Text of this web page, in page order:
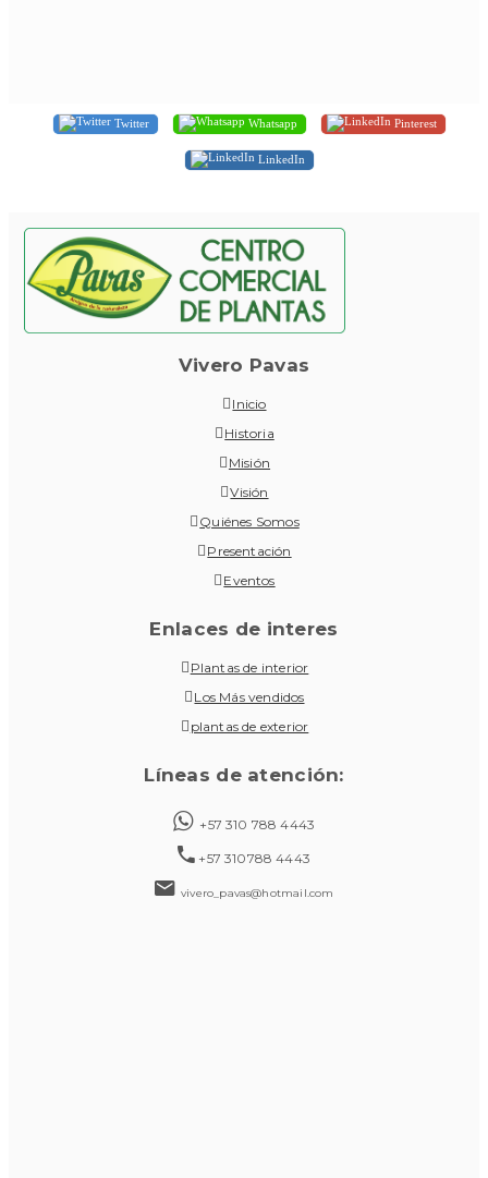
Twitter Whatsapp Pinterest
LinkedIn
Vivero Pavas
Inicio
Historia
Misión
Visión
Quiénes Somos
Presentación
Eventos
Enlaces de interes
Plantas de interior
Los Más vendidos
plantas de exterior
Líneas de atención:
+57 310 788 4443
+57 310788 4443
vivero_pavas@hotmail.com